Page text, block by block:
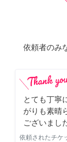
依頼者のみ
とても丁寧
がりも素晴
ございまし
依頼されたチケ